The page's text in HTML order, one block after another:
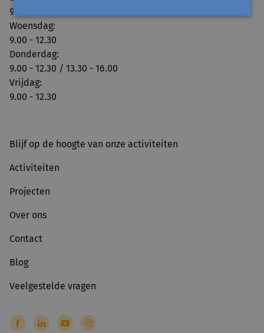
9.00 - 12.30 / 13.30 - 16.00
Woensdag:
9.00 - 12.30
Donderdag:
9.00 - 12.30 / 13.30 - 16.00
Vrijdag:
9.00 - 12.30
Blijf op de hoogte van onze activiteiten
Activiteiten
Projecten
Over ons
Contact
Blog
Veelgestelde vragen